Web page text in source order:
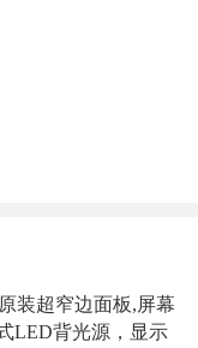
装超窄边面板,屏幕
LED背光源，显示